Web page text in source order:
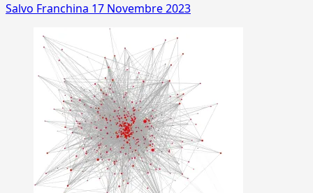
Salvo Franchina 17 Novembre 2023